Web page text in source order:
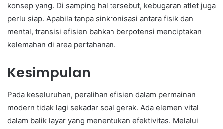
konsep yang. Di samping hal tersebut, kebugaran atlet juga
perlu siap. Apabila tanpa sinkronisasi antara fisik dan
mental, transisi efisien bahkan berpotensi menciptakan
kelemahan di area pertahanan.
Kesimpulan
Pada keseluruhan, peralihan efisien dalam permainan
modern tidak lagi sekadar soal gerak. Ada elemen vital
dalam balik layar yang menentukan efektivitas. Melalui